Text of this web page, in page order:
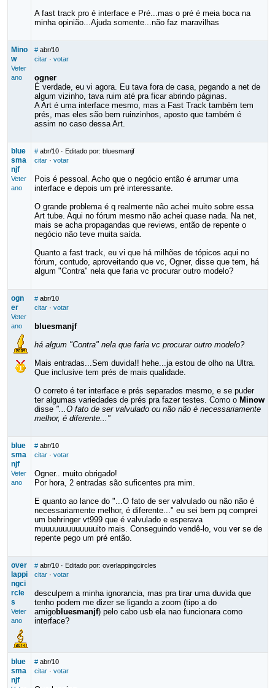
A fast track pro é interface e Pré...mas o pré é meia boca na
minha opinião...Ajuda somente...não faz maravilhas
Mino
w
Veter
ano
# abr/10
citar· votar
ogner
É verdade, eu vi agora. Eu tava fora de casa, pegando a net de
algum vizinho, tava ruim até pra ficar abrindo páginas.
A Art é uma interface mesmo, mas a Fast Track também tem
prés, mas eles são bem ruinzinhos, aposto que também é
assim no caso dessa Art.
blue
sma
njf
Veter
ano
# abr/10· Editado por: bluesmanjf
citar· votar
Pois é pessoal. Acho que o negócio então é arrumar uma
interface e depois um pré interessante.
O grande problema é q realmente não achei muito sobre essa
Art tube. Aqui no fórum mesmo não achei quase nada. Na net,
mais se acha propagandas que reviews, então de repente o
negócio não teve muita saída.
Quanto a fast track, eu vi que há milhões de tópicos aqui no
fórum, contudo, aproveitando que vc, Ogner, disse que tem, há
algum "Contra" nela que faria vc procurar outro modelo?
ogn
er
Veter
ano
# abr/10
citar· votar
bluesmanjf
há algum "Contra" nela que faria vc procurar outro modelo?
Mais entradas...Sem duvida!! hehe...ja estou de olho na Ultra.
Que inclusive tem prés de mais qualidade.
O correto é ter interface e prés separados mesmo, e se puder
ter algumas variedades de prés pra fazer testes. Como o Minow
disse "...O fato de ser valvulado ou não não é necessariamente
melhor, é diferente..."
blue
sma
njf
Veter
ano
# abr/10
citar· votar
Ogner.. muito obrigado!
Por hora, 2 entradas são suficentes pra mim.
E quanto ao lance do "...O fato de ser valvulado ou não não é
necessariamente melhor, é diferente..." eu sei bem pq comprei
um behringer vt999 que é valvulado e esperava
muuuuuuuuuuuuuito mais. Conseguindo vendê-lo, vou ver se de
repente pego um pré então.
over
lappi
ngci
rcle
s
Veter
ano
# abr/10· Editado por: overlappingcircles
citar· votar
desculpem a minha ignorancia, mas pra tirar uma duvida que
tenho podem me dizer se ligando a zoom (tipo a do
amigobluesmanjf) pelo cabo usb ela nao funcionara como
interface?
blue
sma
njf
# abr/10
citar· votar